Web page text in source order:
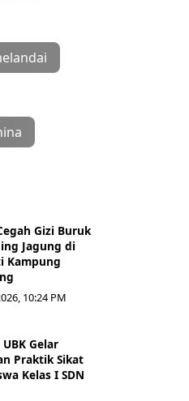
Gizi Buruk
Jagung di
Kampung
10:24 PM
Gelar
Praktik Sikat
Kelas I SDN